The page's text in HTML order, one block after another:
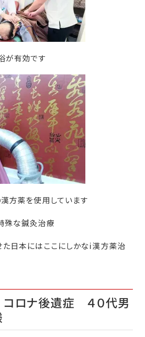
が有効です
方薬を使用しています
殊な鍼灸治療
た日本にはここにしかなi漢方薬治
ロナ後遺症 ４０代男